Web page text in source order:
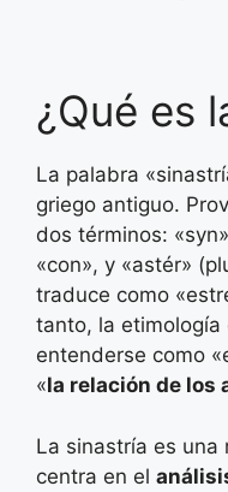
¿Qué es
La palabra
griego antiguo.
dos términos:
«con», y «astér»
traduce como
tanto, la etimología
entenderse como
«la relación de los
La sinastría es una
centra en el